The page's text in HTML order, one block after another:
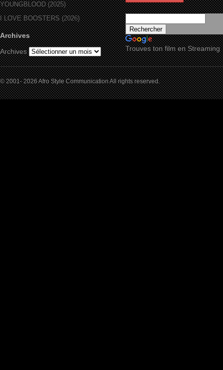
YOUNGBLOOD (2025)
I LOVE BOOSTERS (2026)
Archives
Archives
Trouves ton film en Streaming
© 2001- 2026 Afro Style Communication All rights reserved.